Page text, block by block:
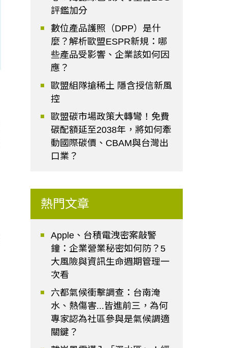
評鑑加分
數位產品護照（DPP）是什
麼？解析歐盟ESPR新規：哪
些產品受影響、企業該如何因
應？
歐盟組隊搶稀土 隱含授信新風
控
歐盟碳市場政策大轉彎！免費
碳配額延至2038年，將如何牽
動國際碳價、CBAM與台灣出
口業？
熱門文章
Apple、台積電洩密案敲警
鐘：企業營業秘密如何防？5
大風險與資訊生命週期管理一
次看
六都氣候衝擊調查：台南淹
水、熱傷害...皆進前三，為何
專家認為社區參與是氣候調適
關鍵？